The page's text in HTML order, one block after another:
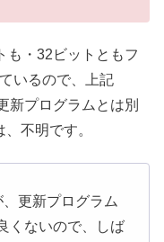
も・32ビットともフ
いるので、上記
新プログラムとは別
不明です。
更新プログラム
くないので、しば